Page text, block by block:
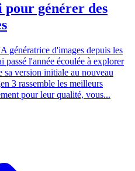
générer des
génératrice d'images depuis les
l'année écoulée à explorer
version initiale au nouveau
3 rassemble les meilleurs
pour leur qualité, vous...